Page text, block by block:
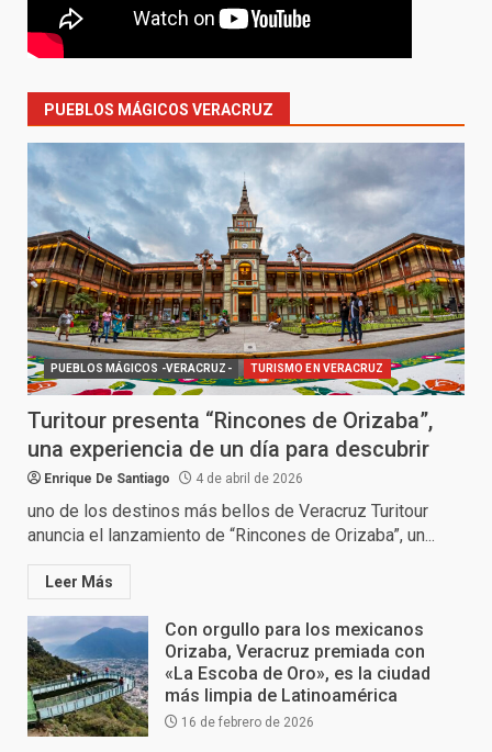
PUEBLOS MÁGICOS VERACRUZ
PUEBLOS MÁGICOS -VERACRUZ- TURISMO EN VERACRUZ
Turitour presenta “Rincones de Orizaba”,
una experiencia de un día para descubrir
Enrique De Santiago 4 de abril de 2026
uno de los destinos más bellos de Veracruz Turitour
anuncia el lanzamiento de “Rincones de Orizaba”, un...
Leer Más
Con orgullo para los mexicanos
Orizaba, Veracruz premiada con
«La Escoba de Oro», es la ciudad
más limpia de Latinoamérica
16 de febrero de 2026